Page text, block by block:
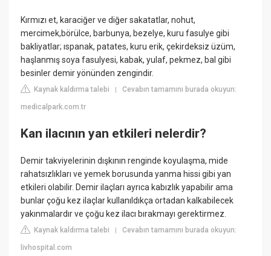
Kırmızı et, karaciğer ve diğer sakatatlar, nohut,
mercimek,börülce, barbunya, bezelye, kuru fasulye gibi
bakliyatlar; ıspanak, patates, kuru erik, çekirdeksiz üzüm,
haşlanmış soya fasulyesi, kabak, yulaf, pekmez, bal gibi
besinler demir yönünden zengindir.
Kaynak kaldırma talebi |Cevabın tamamını burada okuyun:
medicalpark.com.tr
Kan ilacının yan etkileri nelerdir?
Demir takviyelerinin dışkının renginde koyulaşma, mide
rahatsızlıkları ve yemek borusunda yanma hissi gibi yan
etkileri olabilir. Demir ilaçları ayrıca kabızlık yapabilir ama
bunlar çoğu kez ilaçlar kullanıldıkça ortadan kalkabilecek
yakınmalardır ve çoğu kez ilacı bırakmayı gerektirmez.
Kaynak kaldırma talebi |Cevabın tamamını burada okuyun:
livhospital.com